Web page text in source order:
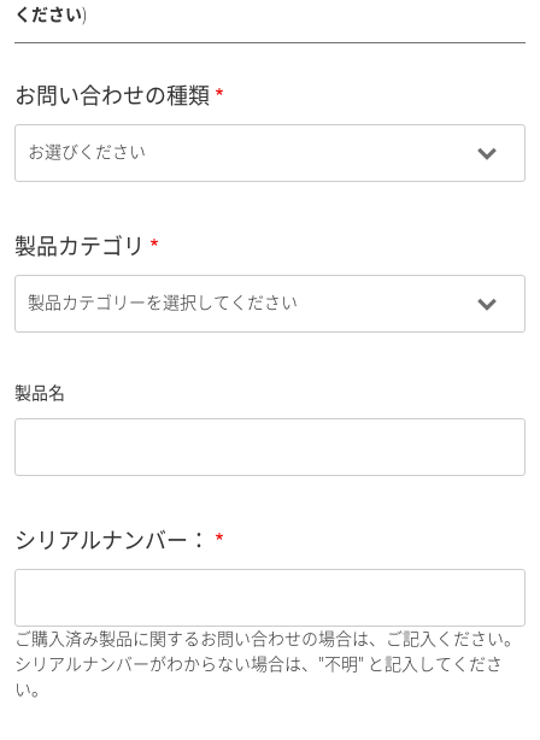
ください)
お問い合わせの種類
製品カテゴリ
製品名
シリアルナンバー：
ご購入済み製品に関するお問い合わせの場合は、ご記入ください。
シリアルナンバーがわからない場合は、"不明" と記入してくださ
い。